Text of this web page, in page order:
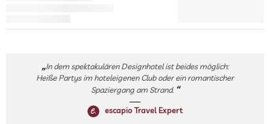
In dem spektakulären Designhotel ist beides möglich:
Heiße Partys im hoteleigenen Club oder ein romantischer
Spaziergang am Strand.
escapio Travel Expert